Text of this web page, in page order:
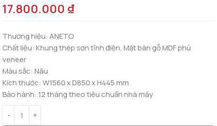
17.800.000 ₫
Thương hiệu: ANETO
Chất liệu: Khung thép sơn tĩnh điện, Mặt bàn gỗ MDF phủ
veneer
Màu sắc: Nâu
Kích thước: W1560 x D850 x H445 mm
Bảo hành: 12 tháng theo tiêu chuẩn nhà máy